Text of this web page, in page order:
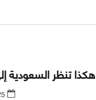
تنظر السعودية